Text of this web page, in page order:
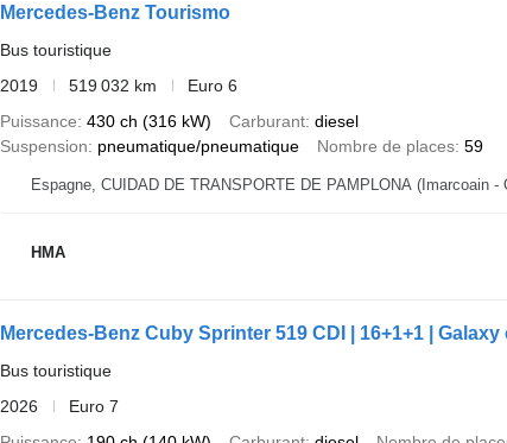
Mercedes-Benz Tourismo
Bus touristique
2019
519 032 km
Euro 6
Puissance 430 ch (316 kW) Carburant diesel
Suspension
pneumatique/pneumatique Nombre de places 59
Espagne, CUIDAD DE TRANSPORTE DE PAMPLONA (Imarcoain -
HMA
Mercedes-Benz Cuby Sprinter 519 CDI | 16+1+1 |
Bus touristique
2026
Euro 7